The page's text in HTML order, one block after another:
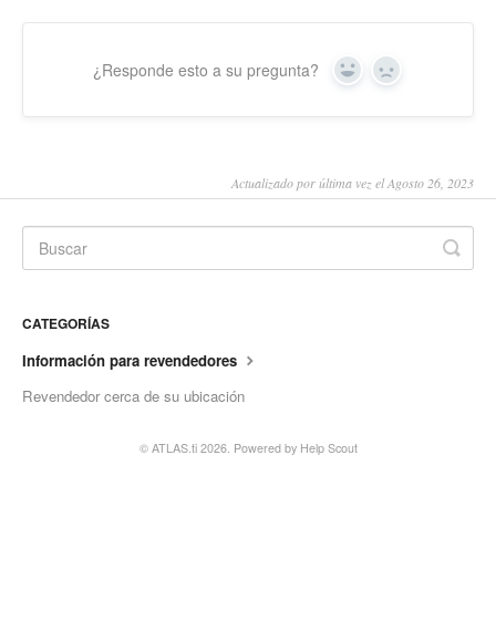
¿Responde esto a su pregunta? Yes No
Actualizado por última vez el Agosto 26, 2023
CATEGORÍAS
Información para revendedores
Revendedor cerca de su ubicación
© ATLAS.ti2026. Powered by Help Scout